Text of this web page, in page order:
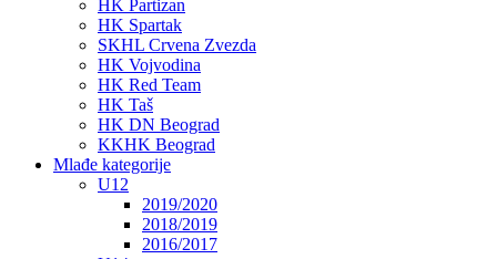
HK Partizan
HK Spartak
SKHL Crvena Zvezda
HK Vojvodina
HK Red Team
HK Taš
HK DN Beograd
KKHK Beograd
Mlađe kategorije
U12
2019/2020
2018/2019
2016/2017